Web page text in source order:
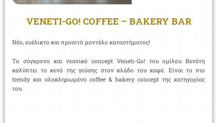
VENETI-GO! COFFEE – BAKERY BAR
Νέο, ευέλικτο και προσιτό μοντέλο καταστήματος!
Tο σύγχρονο και νεανικό concept Veneti-Go! του ομίλου Βενέτη
καλύπτει το κενό της γεύσης στον κλάδο του καφέ. Είναι το πιο
trendy και ολοκληρωμένο coffee & bakery concept της κατηγορίας
του.